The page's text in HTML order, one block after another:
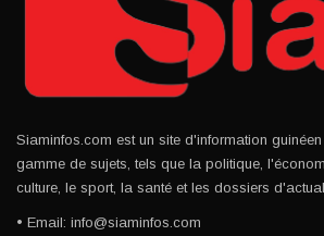
Siaminfos.com est un site d'information
gamme de sujets, tels que la politique,
culture, le sport, la santé et les dossiers
• Email: info@siaminfos.com